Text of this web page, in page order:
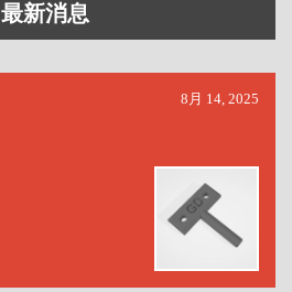
最新消息
8月 14, 2025